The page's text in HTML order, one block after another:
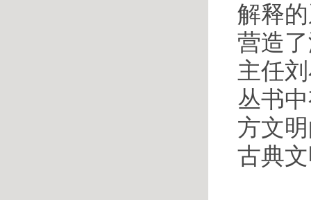
解释
营造
主任
丛书
方文
古典